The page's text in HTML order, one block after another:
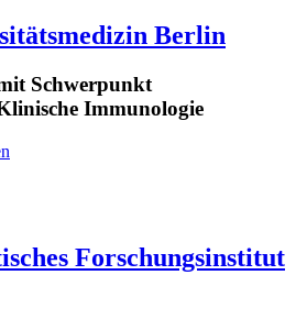
Berlin
Schwerpunkt
Immunologie
Forschungsinstitut